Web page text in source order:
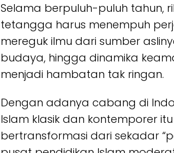
Selama berpuluh-puluh tahun,
tetangga harus menempuh
mereguk ilmu dari sumber
budaya, hingga dinamika
menjadi hambatan tak ringan.
Dengan adanya cabang di
Islam klasik dan kontemporer
bertransformasi dari sekadar